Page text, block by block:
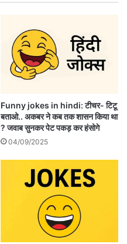
Funny jokes in hindi: टीचर- टिटू
बताओ.. अकबर ने कब तक शासन किया था
? जवाब सुनकर पेट पकड़ कर हंसोगे
04/09/2025